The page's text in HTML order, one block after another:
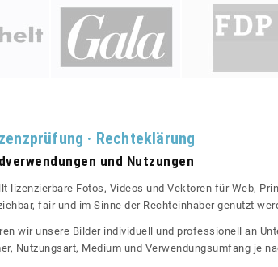
· Rechteklärung
und Nutzungen
lizenzierbare Fotos, Videos und Vektoren für Web,
fair und im Sinne der Rechteinhaber genutzt
wir unsere Bilder individuell und professionell an
Nutzungsart, Medium und Verwendungsumfang je